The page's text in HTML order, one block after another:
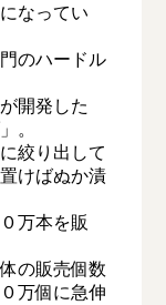
なってい
のハードル
開発した
。
絞り出して
けばぬか漬
万本を販
の販売個数
万個に急伸